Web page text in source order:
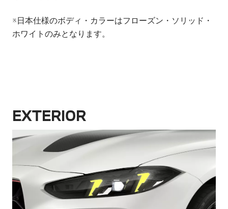
※日本仕様のボディ・カラーはフローズン・ソリッド・
ホワイトのみとなります。
EXTERIOR